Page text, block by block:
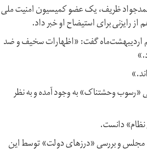
ظریف، یک عضو کمیسیون امنیت ملی
رایزنی برای استیضاح او خبر داد.
اردیبهشت‌ماه گفت: «اظهارات سخیف و ضد
«رسوب وحشتناک» به وجود آمده و به نظر
دانست.
مجلس و بررسی «درزهای دولت» توسط این